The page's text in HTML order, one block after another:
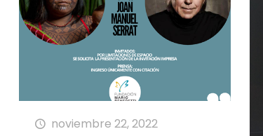
noviembre 22, 2022